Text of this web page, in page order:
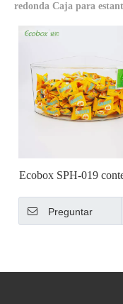
redonda Caja para
Ecobox SPH-019
a granel de
para estante de isla
Preguntar